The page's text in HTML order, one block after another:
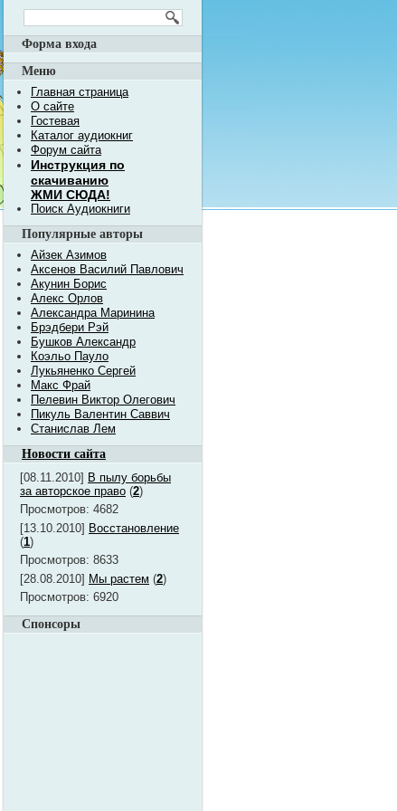
Форма входа
Меню
Главная страница
О сайте
Гостевая
Каталог аудиокниг
Форум сайта
Инструкция по
скачиванию
ЖМИ СЮДА!
Поиск Аудиокниги
Популярные авторы
Айзек Азимов
Аксенов Василий Павлович
Акунин Борис
Алекс Орлов
Александра Маринина
Брэдбери Рэй
Бушков Александр
Коэльо Пауло
Лукьяненко Сергей
Макс Фрай
Пелевин Виктор Олегович
Пикуль Валентин Саввич
Станислав Лем
Новости сайта
[08.11.2010] В пылу борьбы
за авторское право (2)
Просмотров: 4682
[13.10.2010] Восстановление
(1)
Просмотров: 8633
[28.08.2010] Мы растем (2)
Просмотров: 6920
Спонсоры